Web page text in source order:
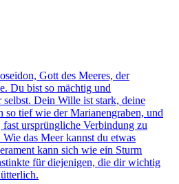
Gott des Meeres, der
Du bist so mächtig und
selbst. Dein Wille ist stark, deine
so tief wie der Marianengraben, und
ursprüngliche Verbindung zu
das Meer kannst du etwas
kann sich wie ein Sturm
für diejenigen, die dir wichtig